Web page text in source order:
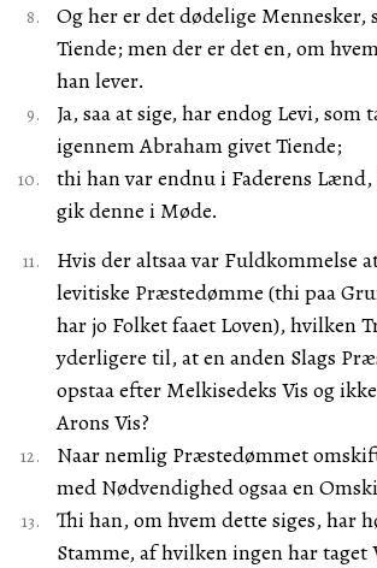
Og her er det dødelige Mennesker,
Tiende; men der er det en, om
han lever.
Ja, saa at sige, har endog Levi, som
igennem Abraham givet Tiende;
thi han var endnu i Faderens
gik denne i Møde.
Hvis der altsaa var Fuldkommelse
levitiske Præstedømme (thi paa
har jo Folket faaet Loven), hvilken
yderligere til, at en anden Slags
opstaa efter Melkisedeks Vis og
Arons Vis?
Naar nemlig Præstedømmet
med Nødvendighed ogsaa en
Thi han, om hvem dette siges, har
Stamme, af hvilken ingen har taget